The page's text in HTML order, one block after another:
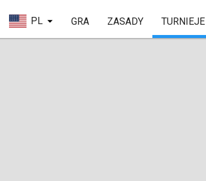
PL GRA ZASADY TURNIEJE